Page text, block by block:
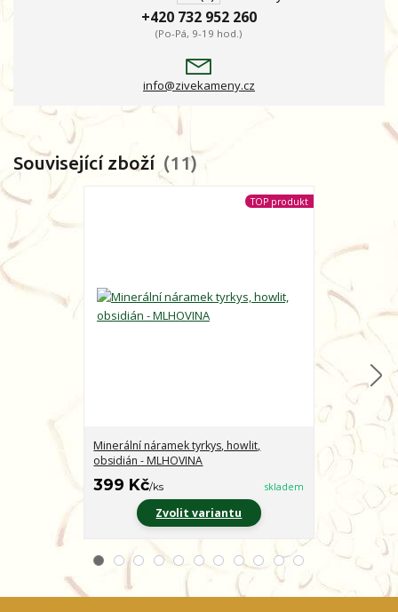
+420 732 952 260
(Po-Pá, 9-19 hod.)
info@zivekameny.cz
Související zboží 11
TOP produkt
Minerální náramek tyrkys, howlit,
obsidián - MLHOVINA
399 Kč/ks skladem
Zvolit variantu
Minerální
CHARAKTER
399 Kč/ ks